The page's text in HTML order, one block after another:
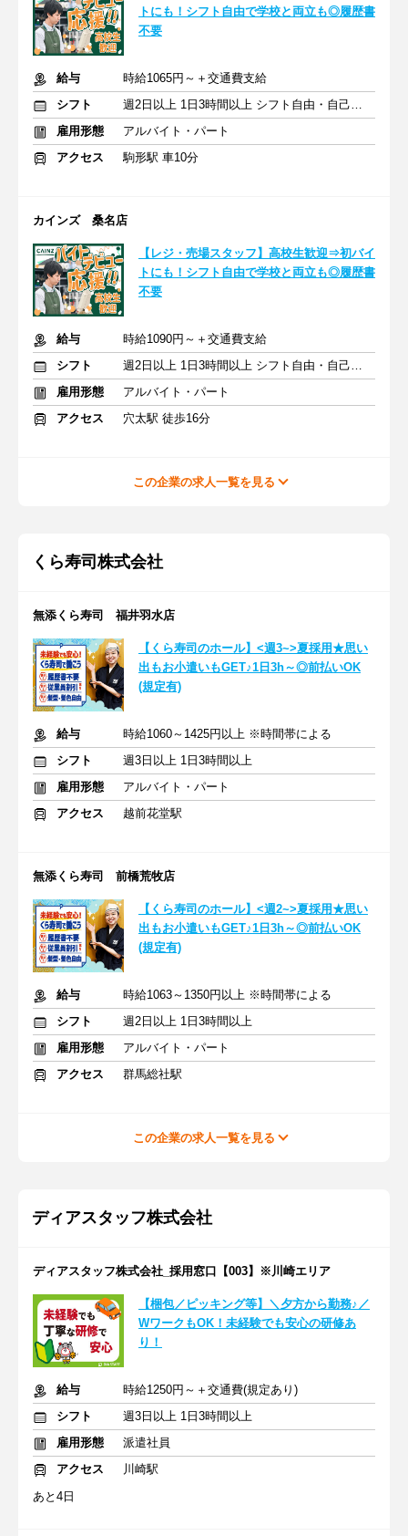
トにも！シフト自由で学校と両立も◎履歴書
不要
給与
時給1065円～＋交通費支給
シフト
週2日以上 1日3時間以上 シフト自由・自己申告
雇用形態
アルバイト・パート
アクセス
駒形駅 車10分
カインズ 桑名店
【レジ・売場スタッフ】高校生歓迎⇒初バイ
トにも！シフト自由で学校と両立も◎履歴書
不要
給与
時給1090円～＋交通費支給
シフト
週2日以上 1日3時間以上 シフト自由・自己申告
雇用形態
アルバイト・パート
アクセス
穴太駅 徒歩16分
この企業の求人一覧を見る
くら寿司株式会社
無添くら寿司 福井羽水店
【くら寿司のホール】<週3~>夏採用★思い
出もお小遣いもGET♪1日3h～◎前払いOK
(規定有)
給与
時給1060～1425円以上 ※時間帯による
シフト
週3日以上 1日3時間以上
雇用形態
アルバイト・パート
アクセス
越前花堂駅
無添くら寿司 前橋荒牧店
【くら寿司のホール】<週2~>夏採用★思い
出もお小遣いもGET♪1日3h～◎前払いOK
(規定有)
給与
時給1063～1350円以上 ※時間帯による
シフト
週2日以上 1日3時間以上
雇用形態
アルバイト・パート
アクセス
群馬総社駅
この企業の求人一覧を見る
ディアスタッフ株式会社
ディアスタッフ株式会社_採用窓口【003】※川崎エリア
【梱包／ピッキング等】＼夕方から勤務♪／
WワークもOK！未経験でも安心の研修あ
り！
給与
時給1250円～＋交通費(規定あり)
シフト
週3日以上 1日3時間以上
雇用形態
派遣社員
アクセス
川崎駅
あと4日